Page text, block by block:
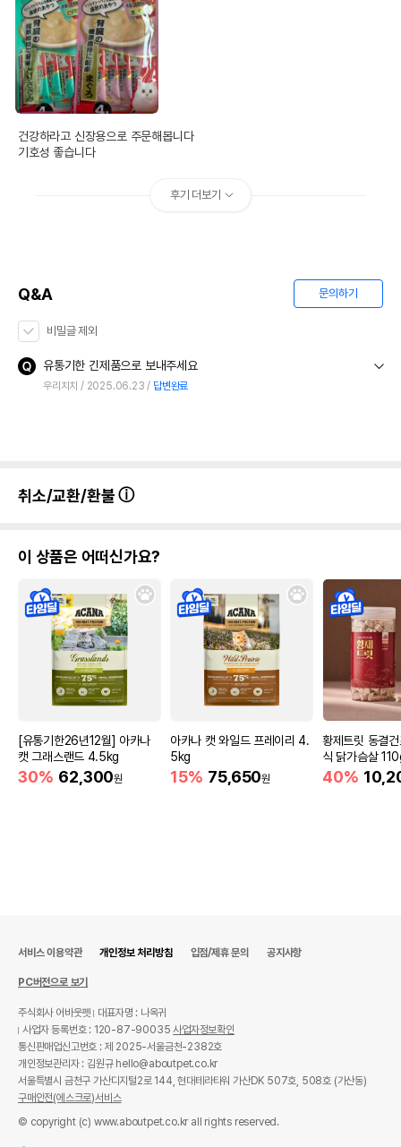
건강하라고 신장용으로 주문해봅니다
기호성 좋습니다
후기 더보기
Q&A 문의하기
비밀글 제외
유통기한 긴제품으로 보내주세요
우리치치 2025.06.23 답변완료
취소/교환/환불
이 상품은 어떠신가요?
[유통기한26년12월] 아카나
캣 그래스랜드 4.5kg
30% 62,300원
아카나 캣 와일드 프레이리 4.
5kg
15% 75,650원
황제트릿 동결
식 닭가슴살
40%
서비스 이용약관 개인정보 처리방침 입점/제휴 문의 공지사항
PC버전으로 보기
주식회사 어바웃펫
대표자명 : 나옥귀
사업자 등록번호 : 120-87-90035사업자정보확인
통신판매업신고번호 : 제 2025-서울금천-2382호
개인정보관리자 : 김원규 hello@aboutpet.co.kr
서울특별시 금천구 가산디지털2로 144, 현대테라타워 가산DK 507호, 508호 (가산동)
구매안전(에스크로)서비스
© copyright (c) www.aboutpet.co.kr all rights reserved.